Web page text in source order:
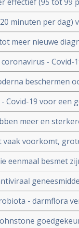
bij lichte als
minuten per
en sterfte door
meer nieuwe
-
of
beschermen
blijkt
Covid-19 voor een
meer en
- Covid-19
voorkomt,
19 dan
eenmaal besmet
uit nieuwe
en specifiek
patienten.
- darmflora
darmmicrobioom
van de ziekte